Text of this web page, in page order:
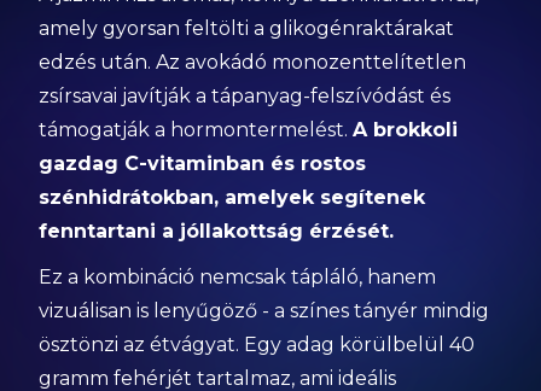
amely gyorsan feltölti a glikogénraktárakat
edzés után. Az avokádó monozenttelítetlen
zsírsavai javítják a tápanyag-felszívódást és
támogatják a hormontermelést.A brokkoli
gazdag C-vitaminban és rostos
szénhidrátokban, amelyek segítenek
fenntartani a jóllakottság érzését.
Ez a kombináció nemcsak tápláló, hanem
vizuálisan is lenyűgöző - a színes tányér mindig
ösztönzi az étvágyat. Egy adag körülbelül 40
gramm fehérjét tartalmaz, ami ideális